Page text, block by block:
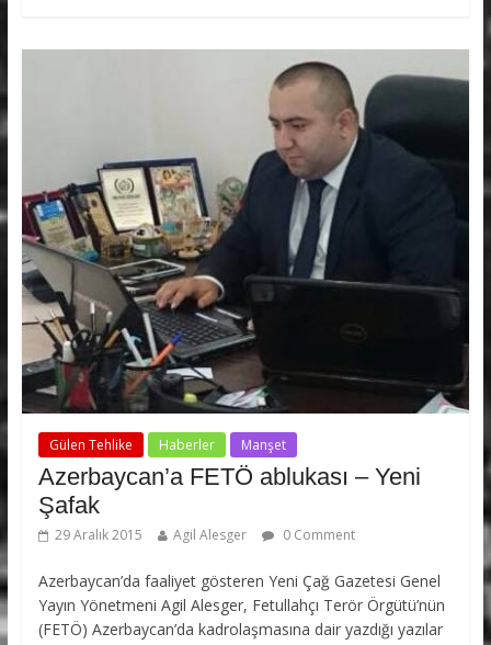
Gülen Tehlike Haberler Manşet
Azerbaycan’a FETÖ ablukası – Yeni
Şafak
29 Aralık 2015 Agil Alesger 0 Comment
Azerbaycan’da faaliyet gösteren Yeni Çağ Gazetesi Genel
Yayın Yönetmeni Agil Alesger, Fetullahçı Terör Örgütü’nün
(FETÖ) Azerbaycan’da kadrolaşmasına dair yazdığı yazılar